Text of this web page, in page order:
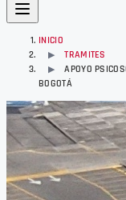
INICIO
▶ TRAMITES
▶
APOYO
BOGOTÁ